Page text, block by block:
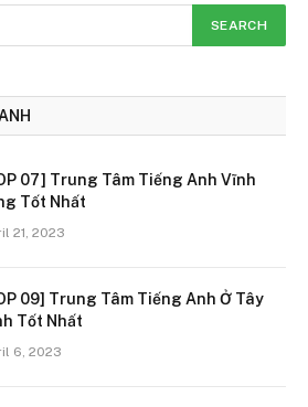
07] Trung Tâm Tiếng Anh Vĩnh
Tốt Nhất
21, 2023
09] Trung Tâm Tiếng Anh Ở Tây
Tốt Nhất
6, 2023